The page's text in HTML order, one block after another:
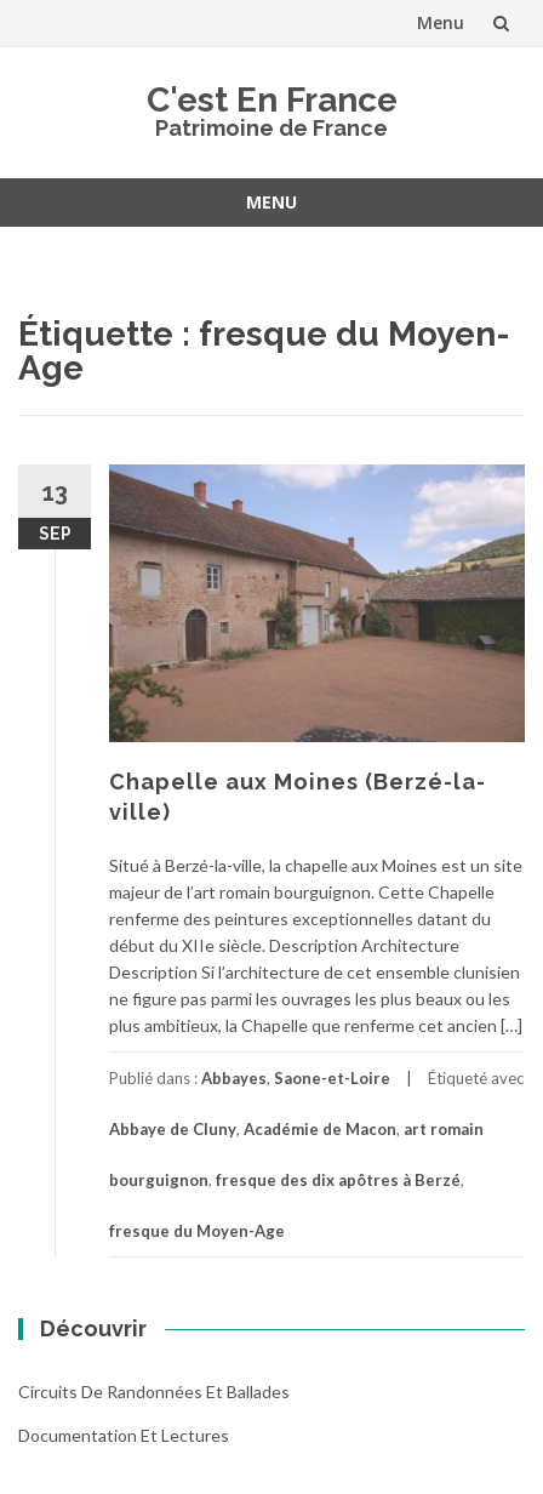
Menu
C'est En France
Patrimoine de France
MENU
Étiquette : fresque du Moyen-
Age
13
SEP
Chapelle aux Moines (Berzé-la-
ville)
Situé à Berzé-la-ville, la chapelle aux Moines est un site
majeur de l’art romain bourguignon. Cette Chapelle
renferme des peintures exceptionnelles datant du
début du XIIe siècle. Description Architecture
Description Si l’architecture de cet ensemble clunisien
ne figure pas parmi les ouvrages les plus beaux ou les
plus ambitieux, la Chapelle que renferme cet ancien […]
Publié dans :Abbayes, Saone-et-Loire Étiqueté avec
Abbaye de Cluny, Académie de Macon, art romain
bourguignon, fresque des dix apôtres à Berzé,
fresque du Moyen-Age
Découvrir
Circuits De Randonnées Et Ballades
Documentation Et Lectures